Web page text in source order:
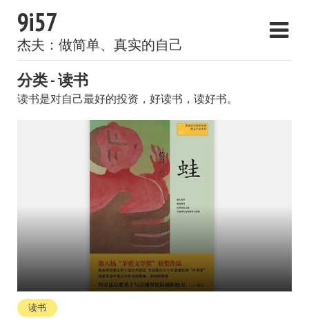
9i57
杰夫：做简单、真实的自己
分类 - 读书
读书是对自己最好的投资，好读书，读好书。
读书